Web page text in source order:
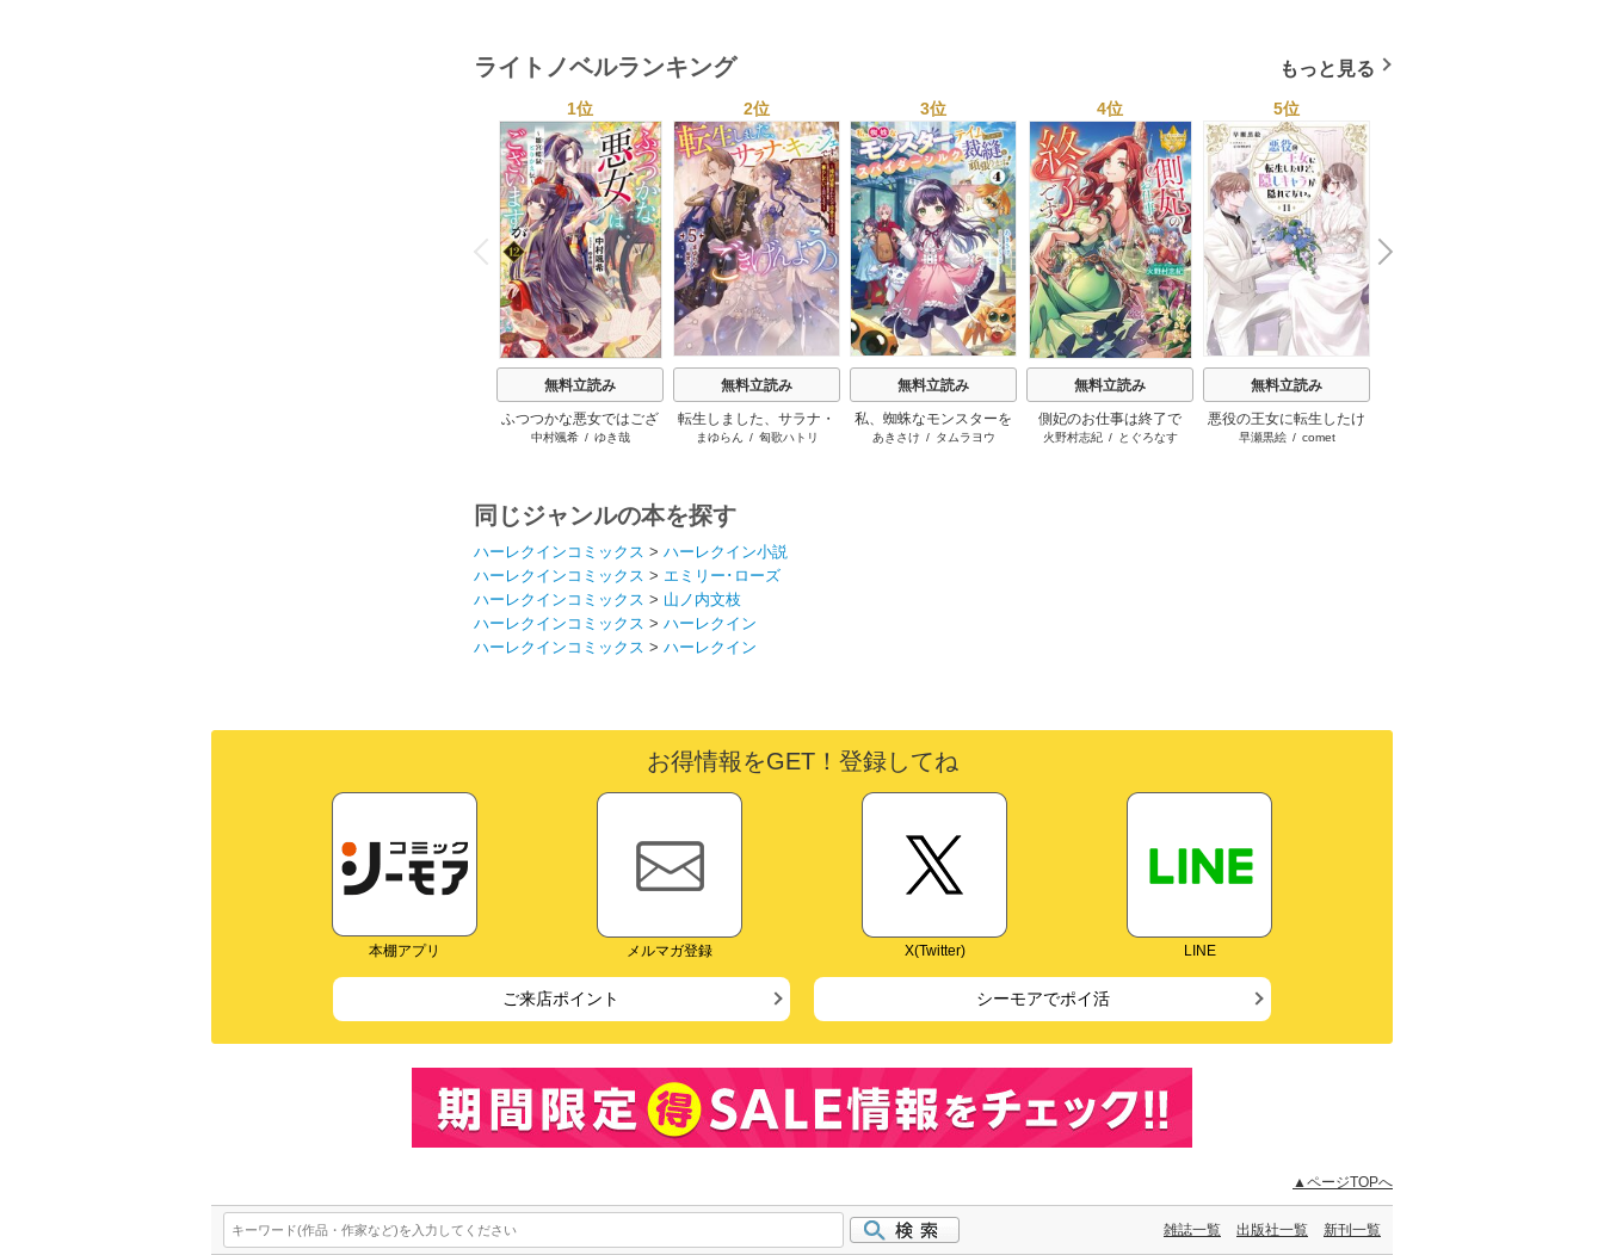
一ノ関りん子
ライトノベルランキング もっと見る
P
r
e
v
i
o
u
s
1位
無料立読み
ふつつかな悪女ではござ
いますが
中村颯希/ ゆき哉
2位
無料立読み
転生しました、サラナ・
キンジェです。ごきげん
まゆらん / 匈歌ハトリ
3位
無料立読み
私、蜘蛛なモンスターを
テイムしたので、スパイ
あきさけ / タムラヨウ
4位
無料立読み
側妃のお仕事は終了で
す。
火野村志紀 / とぐろなす
5位
無料立読み
悪役の王女に転生したけ
ど、隠しキャラが隠れて
早瀬黒絵/ comet
N
e
x
t
同じジャンルの本を探す
ハーレクインコミックス > ハーレクイン小説
ハーレクインコミックス > エミリー･ローズ
ハーレクインコミックス > 山ノ内文枝
ハーレクインコミックス > ハーレクイン
ハーレクインコミックス > ハーレクイン
お得情報をGET！登録してね
本棚アプリ メルマガ登録 X(Twitter) LINE
ご来店ポイント シーモアでポイ活
▲ページTOPへ
雑誌一覧 出版社一覧 新刊一覧